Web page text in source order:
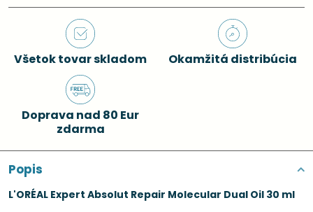
Všetok tovar skladom Okamžitá distribúcia
Doprava nad 80 Eur
zdarma
Popis
L'ORÉAL Expert Absolut Repair Molecular Dual Oil 30 ml